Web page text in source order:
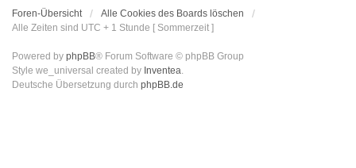
Foren-Übersicht
Alle Cookies des Boards löschen
Alle Zeiten sind UTC + 1 Stunde [ Sommerzeit ]
Powered by phpBB® Forum Software © phpBB Group
Style we_universal created by Inventea.
Deutsche Übersetzung durch phpBB.de